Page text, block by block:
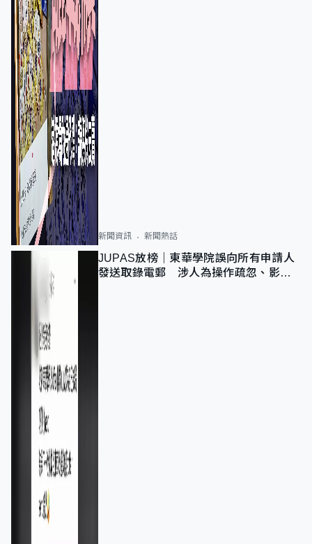
新聞資訊 新聞熱話
JUPAS放榜｜東華學院誤向所有申請人
發送取錄電郵 涉人為操作疏忽、影響